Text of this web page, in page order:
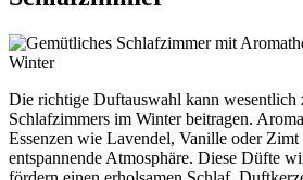
Die richtige Duftauswahl kann wesentlich
Schlafzimmers im Winter beitragen.
Essenzen wie Lavendel, Vanille oder
entspannende Atmosphäre. Diese Düfte